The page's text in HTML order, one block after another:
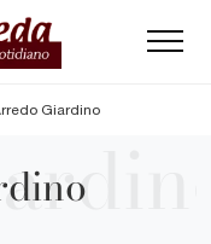
Giardino